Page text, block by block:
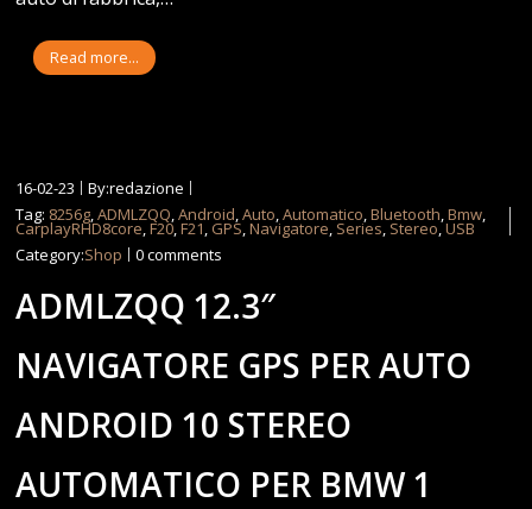
Read more...
16-02-23
By:redazione
Tag: 8256g ,ADMLZQQ ,Android ,Auto ,Automatico ,Bluetooth ,Bmw
CarplayRHD8core ,F20 ,F21 GPS ,Navigatore Series Stereo,USB
Category:Shop 0 comments
ADMLZQQ 12.3″
NAVIGATORE GPS PER AUTO
ANDROID 10 STEREO
AUTOMATICO PER BMW 1